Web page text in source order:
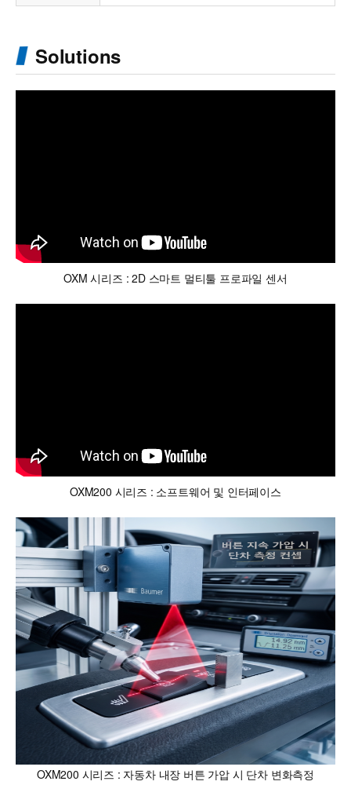
Solutions
OXM 시리즈 : 2D 스마트 멀티툴 프로파일 센서
OXM200 시리즈 : 소프트웨어 및 인터페이스
OXM200 시리즈 : 자동차 내장 버튼 가압 시 단차 변화측정